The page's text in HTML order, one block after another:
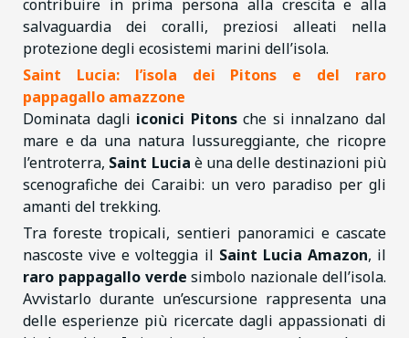
contribuire in prima persona alla crescita e alla
salvaguardia dei coralli, preziosi alleati nella
protezione degli ecosistemi marini dell’isola.
Saint Lucia: l’isola dei Pitons e del raro
pappagallo amazzone
Dominata dagli iconici Pitonsche si innalzano dal
mare e da una natura lussureggiante, che ricopre
l’entroterra, Saint Lucia è una delle destinazioni più
scenografiche dei Caraibi: un vero paradiso per gli
amanti del trekking.
Tra foreste tropicali, sentieri panoramici e cascate
nascoste vive e volteggia il Saint Lucia Amazon, il
raro pappagallo verde simbolo nazionale dell’isola.
Avvistarlo durante un’escursione rappresenta una
delle esperienze più ricercate dagli appassionati di